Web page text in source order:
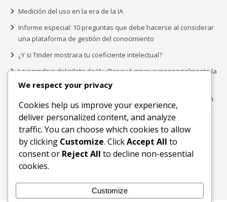
Medición del uso en la era de la IA
Informe especial: 10 preguntas que debe hacerse al considerar
una plataforma de gestión del conocimiento
¿Y si Tinder mostrara tu coeficiente intelectual?
La paradoja del piloto de IA: ¿Por qué crece exponencialmente la
complejidad de la IA empresarial?
Los organigramas de marketing se crearon para los canales. La
IA acaba de dejarlos obsoletos.
Buscar
Buscar
We respect your privacy
Cookies help us improve your experience,
deliver personalized content, and analyze
traffic. You can choose which cookies to allow
by clicking Customize. ClickAccept All to
consent or Reject All to decline non-essential
cookies.
Customize